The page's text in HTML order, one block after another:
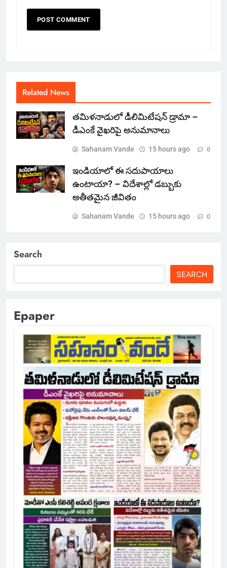
Related News
తమిళనాడులో డీలిమిటేషన్ డ్రామా –
డీఎంకే వైఖరిపై అనుమానాలు
Sahanam Vande 15 hours ago 0
ఇండియాలో‌ ఈ సదుపాయాలు
ఉంటాయా? – విదేశాల్లో డబ్బుకు
అతీతమైన జీవితం
Sahanam Vande 15 hours ago 0
Search
SEARCH
Epaper